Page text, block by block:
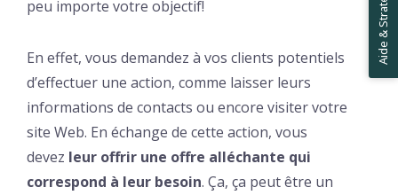
peu importe votre objectif!
En effet, vous demandez à vos clients potentiels
d’effectuer une action, comme laisser leurs
informations de contacts ou encore visiter votre
site Web. En échange de cette action, vous
devez leur offrir une offre alléchante qui
correspond à leur besoin. Ça, ça peut être un